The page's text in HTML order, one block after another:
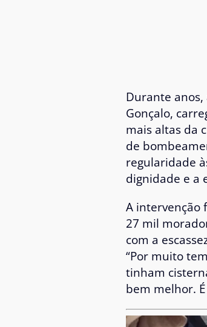
Durante anos,
Gonçalo,
mais altas da
de
regularidade
dignidade e a
A intervenção
27 mil
com a
“Por muito
tinham
bem melhor.